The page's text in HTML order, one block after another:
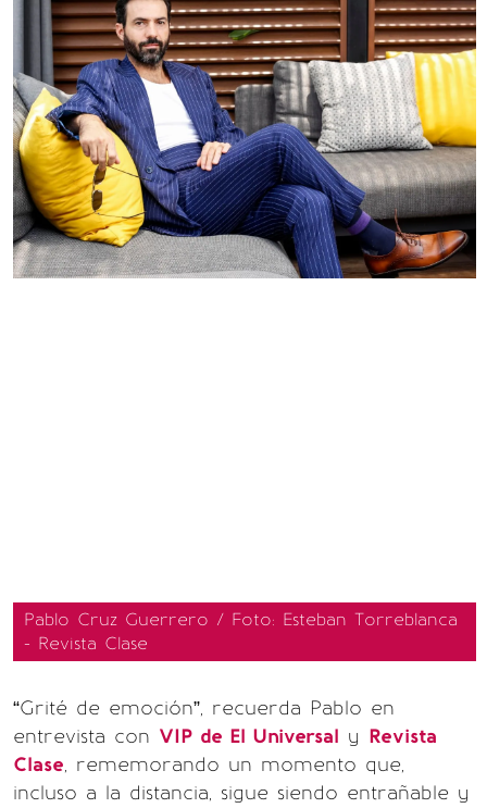
Pablo Cruz Guerrero / Foto: Esteban Torreblanca
- Revista Clase
“Grité de emoción”, recuerda Pablo en
entrevista con VIP de El Universal y Revista
Clase, rememorando un momento que,
incluso a la distancia, sigue siendo entrañable y